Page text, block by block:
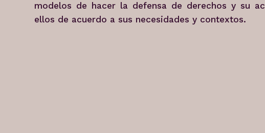
modelos de hacer la defensa de derechos y su
ellos de acuerdo a sus necesidades y contextos.